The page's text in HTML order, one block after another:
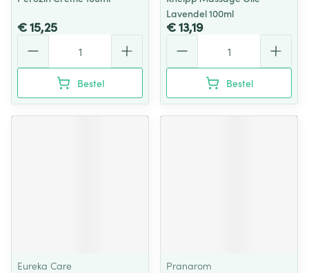
€ 15,25
Bestel
Lavendel 100ml
€ 13,19
Bestel
Eureka Care
Pranarom